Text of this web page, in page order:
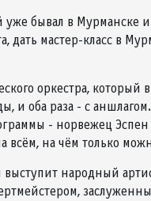
бывал в Мурманске
дать мастер-класс в
оркестра,
и оба раза - с
- норвежец
на чём только
народный